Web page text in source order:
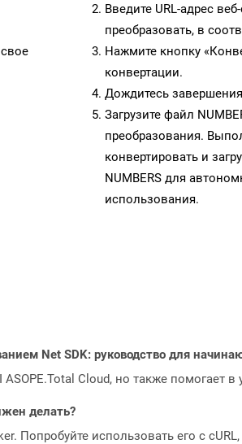
Введите URL-адрес
преобразовать, в
Нажмите кнопку
конвертации.
Дождитесь
Загрузите файл
преобразования.
конвертировать и
NUMBERS для
использования.
Net SDK: руководство для
Cloud, но также помогает
делать?
Попробуйте использовать его с